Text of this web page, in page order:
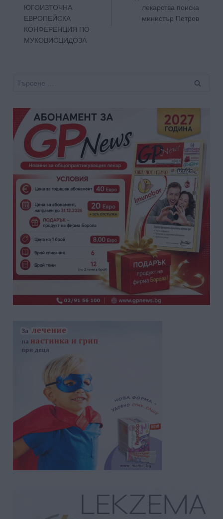
ЮГОИЗТОЧНА
ЕВРОПЕЙСКА
КОНФЕРЕНЦИЯ ПО
МУКОВИСЦИДОЗА
лекарства поиска
министър Петров
Търсене